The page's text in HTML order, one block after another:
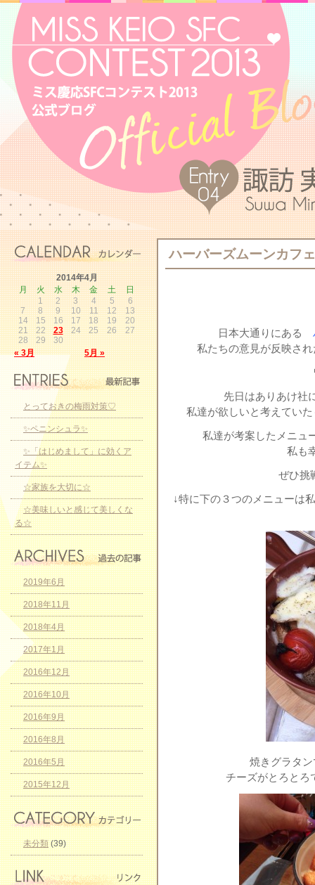
ハーバーズムーンカフ
日本大通りにある
私たちの意見が反映され
先日はありあけ社
私達が欲しいと考えてい
私達が考案したメニュ
私も
ぜひ挑
↓特に下の３つのメニューは
焼きグラタ
チーズがとろとろ
2014年4月
月
火 水 木 金 土 日
« 3月 5月 »
1 2 3 4 5
6
7
8 9 10 11 12
13
14
15 16 17 18 19
20
21
22 23 24 25 26
27
28
29 30
とっておきの梅雨対策♡
✨ペニンシュラ✨
✨「はじめまして」に効くア
イテム✨
☆家族を大切に☆
☆美味しいと感じて美しくな
る☆
2019年6月
2018年11月
2018年4月
2017年1月
2016年12月
2016年10月
2016年9月
2016年8月
2016年5月
2015年12月
未分類(39)